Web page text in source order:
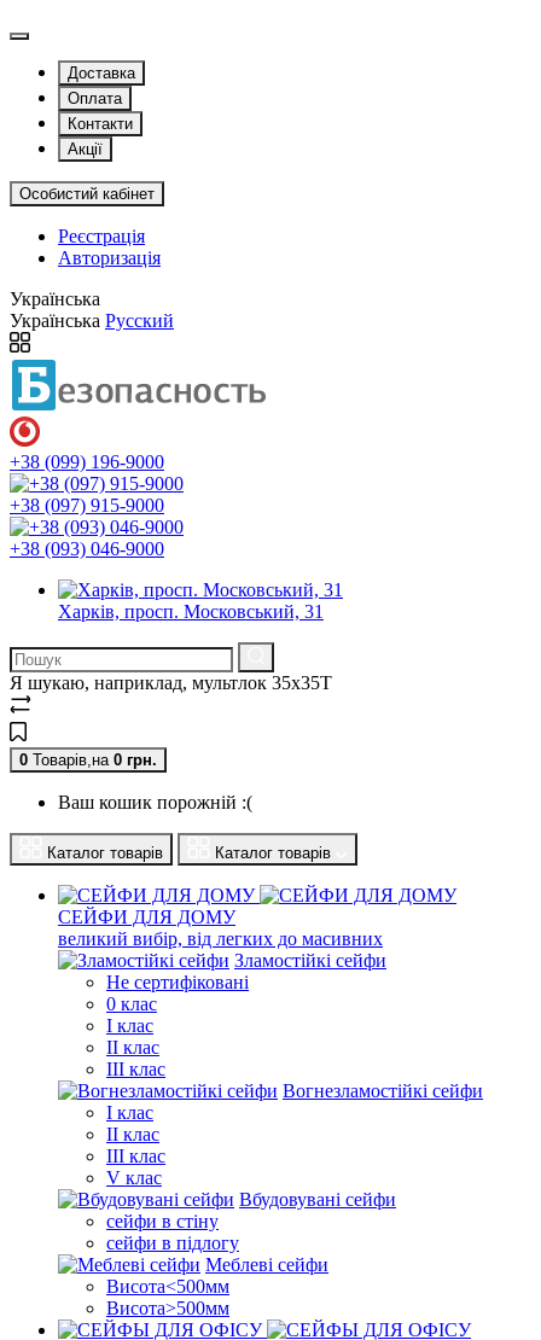
Доставка
Оплата
Контакти
Акції
Особистий кабінет
Реєстрація
Авторизація
Українська
Українська Русский
+38 (099) 196-9000
+38 (097) 915-9000
+38 (093) 046-9000
Харків, просп. Московський, 31
Я шукаю, наприклад, мультлок 35x35T
0 Товарів,на 0 грн.
Ваш кошик порожній :(
Каталог товарів Каталог товарів
СЕЙФИ ДЛЯ ДОМУ
великий вибір, від легких до масивних
Зламостійкі сейфи
Не сертифіковані
0 клас
I клас
II клас
III клас
Вогнезламостійкі сейфи
I клас
II клас
III клас
V клас
Вбудовувані сейфи
сейфи в стіну
сейфи в підлогу
Меблеві сейфи
Висота<500мм
Висота>500мм